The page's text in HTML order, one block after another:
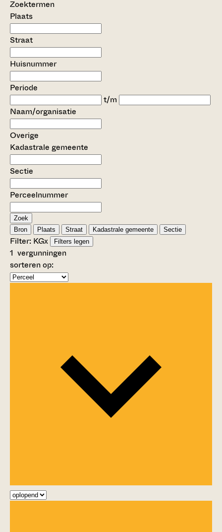
Zoektermen
Plaats
Straat
Huisnummer
Periode
t/m
Naam/organisatie
Overige
Kadastrale gemeente
Sectie
Perceelnummer
Zoek
Bron
Plaats Straat Kadastrale gemeente Sectie
Filter: KGx Filters legen
1 vergunningen
sorteren op: